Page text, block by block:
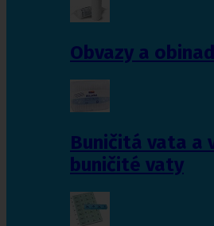
Obvazy a
Buničitá vata a
buničité vaty